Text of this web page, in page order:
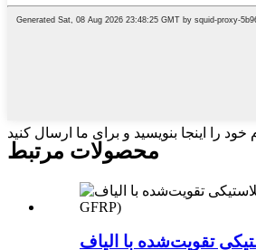
خود را اینجا بنویسید و برای ما ارسال کنید
محصولات مرتبط
تقویت‌شده با الیاف